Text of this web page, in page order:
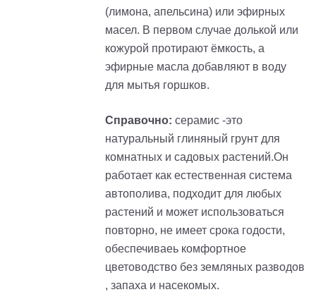
(лимона, апельсина) или эфирных
масел. В первом случае долькой или
кожурой протирают ёмкость, а
эфирные масла добавляют в воду
для мытья горшков.
Справочно: серамис -это
натуральный глиняный грунт для
комнатных и садовых растений.Он
работает как естественная система
автополива, подходит для любых
растений и может использоваться
повторно, не имеет срока годости,
обеспечиваеь комфортное
цветоводство без земляных разводов
, запаха и насекомых.